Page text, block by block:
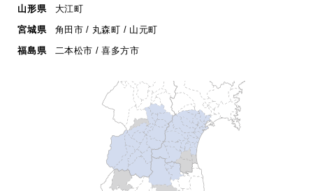
山形県
大江町
宮城県
角田市 / 丸森町 / 山元町
福島県
二本松市 / 喜多方市